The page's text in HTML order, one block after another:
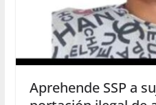
Aprehende SSP a